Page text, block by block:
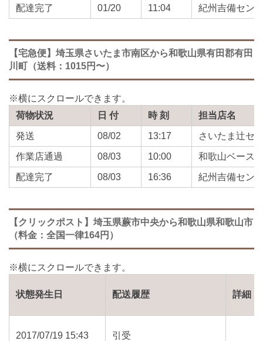
配達完了 01/20 11:04 紀州吉備セン
【宅急便】埼玉県さいたま市南区から和歌山県有田郡有田
川町（送料：1015円〜）
荷物状況 日 付 時 刻 担当店名
発送 08/02 13:17 さいたま辻セ
作業店通過 08/03 10:00 和歌山ベース
配達完了 08/03 16:36 紀州吉備セン
【クリックポスト】埼玉県蕨市中央から和歌山県和歌山市
（料金：全国一律164円）
状態発生日 配送履歴 詳細
2017/07/19 15:43 引受